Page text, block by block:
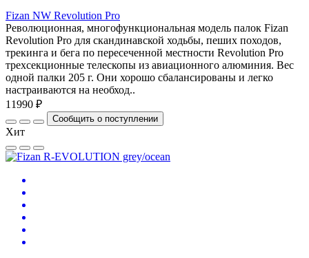
Fizan NW Revolution Pro
Революционная, многофункциональная модель палок Fizan
Revolution Pro для скандинавской ходьбы, пеших походов,
трекинга и бега по пересеченной местности Revolution Pro
трехсекционные телескопы из авиационного алюминия. Вес
одной палки 205 г. Они хорошо сбалансированы и легко
настраиваются на необход..
11990 ₽
Сообщить о поступлении
Хит